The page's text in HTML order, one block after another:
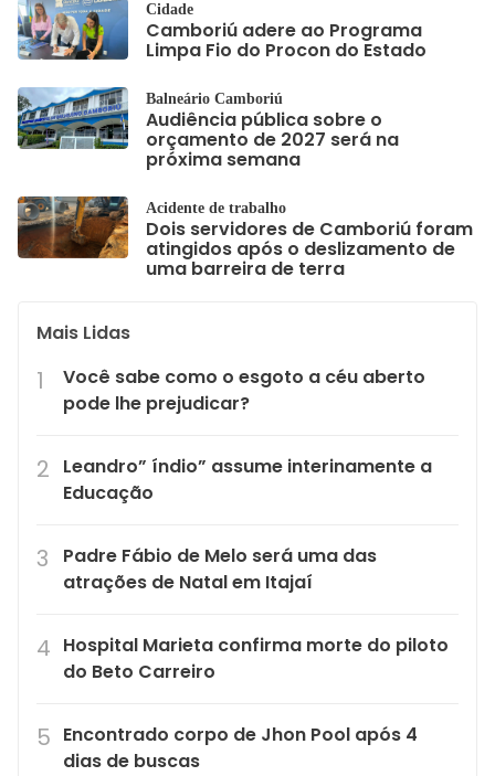
Cidade
Camboriú adere ao Programa
Limpa Fio do Procon do Estado
Balneário Camboriú
Audiência pública sobre o
orçamento de 2027 será na
próxima semana
Acidente de trabalho
Dois servidores de Camboriú foram
atingidos após o deslizamento de
uma barreira de terra
Mais Lidas
Você sabe como o esgoto a céu aberto
pode lhe prejudicar?
Leandro” índio” assume interinamente a
Educação
Padre Fábio de Melo será uma das
atrações de Natal em Itajaí
Hospital Marieta confirma morte do piloto
do Beto Carreiro
Encontrado corpo de Jhon Pool após 4
dias de buscas